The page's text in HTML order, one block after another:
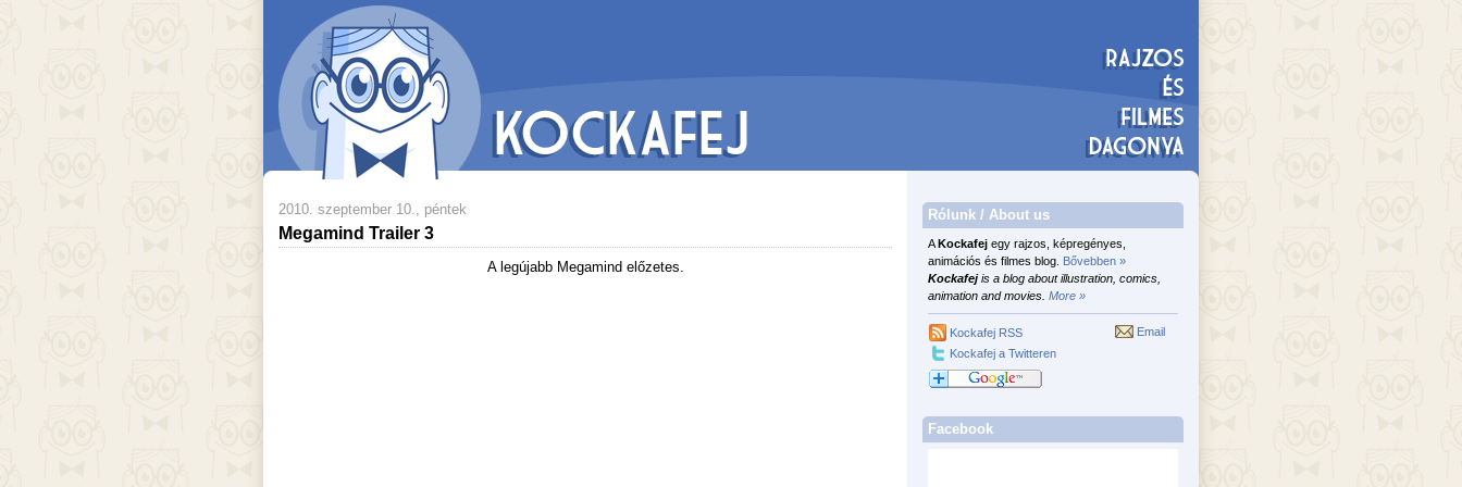
2010. szeptember 10., péntek
Megamind Trailer 3
A legújabb Megamind előzetes.
Rólunk / About us
AKockafej egy rajzos, képregényes,
animációs és filmes blog. Bővebben »
Kockafejis a blog about illustration, comics,
animation and movies. More »
Kockafej RSS
Kockafej a Twitteren
Email
Facebook